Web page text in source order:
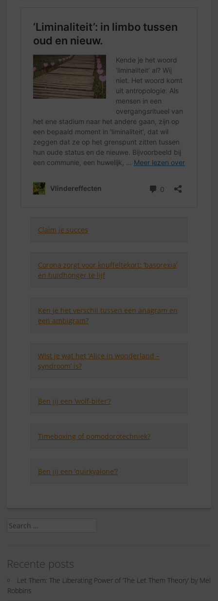
Claim je succes
Corona zorgt voor knuffeltekort: ‘basorexia’
en huidhonger te lijf
Ken je het verschil tussen een anagram en
een ambigram?
Wist je wat het ‘Alice in wonderland –
syndroom’ is?
Ben jij een ‘wolf-biter’?
Timeboxing of pomodorotechniek?
Ben jij een ‘quirkyalone’?
Search
Recente posts
Let Them: The Liberating Power of ‘The Let Them Theory’ by Mel
Robbins